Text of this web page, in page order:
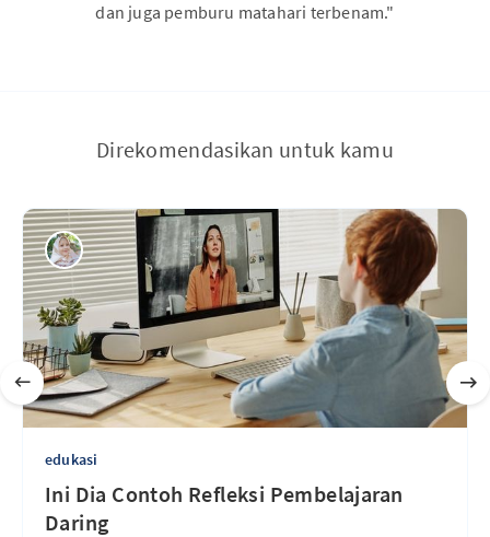
dan juga pemburu matahari terbenam."
Direkomendasikan untuk kamu
edukasi
Ini Dia Contoh Refleksi Pembelajaran
Daring